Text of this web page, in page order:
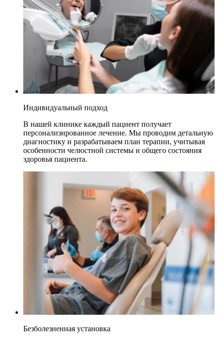
Индивидуальный подход
В нашей клинике каждый пациент получает
персонализированное лечение. Мы проводим детальную
диагностику и разрабатываем план терапии, учитывая
особенности челюстной системы и общего состояния
здоровья пациента.
Безболезненная установка